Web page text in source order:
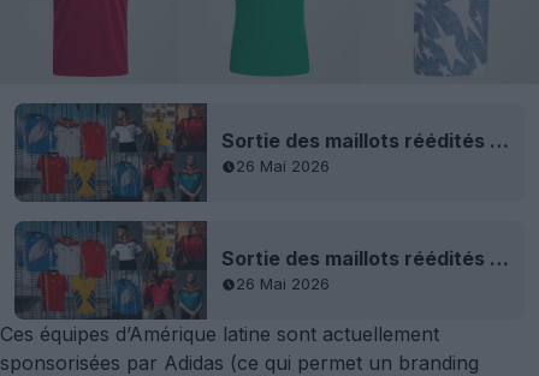
Sortie des maillots réédités des équipes nationales Adidas 2026
26 Mai 2026
Sortie des maillots réédités des équipes nationales Adidas 2026
26 Mai 2026
Ces équipes d’Amérique latine sont actuellement
sponsorisées par Adidas (ce qui permet un branding